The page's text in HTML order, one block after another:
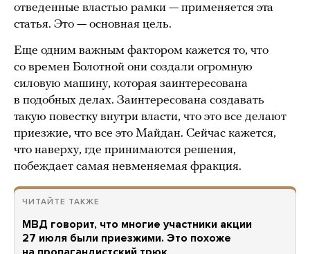
отведенные властью рамки — применяется эта
статья. Это — основная цель.
Еще одним важным фактором кажется то, что
со времен Болотной они создали огромную
силовую машину, которая заинтересована
в подобных делах. Заинтересована создавать
такую повестку внутри власти, что это все делают
приезжие, что все это Майдан. Сейчас кажется,
что наверху, где принимаются решения,
побеждает самая невменяемая фракция.
ЧИТАЙТЕ ТАКЖЕ
МВД говорит, что многие участники акции
27 июля были приезжими. Это похоже